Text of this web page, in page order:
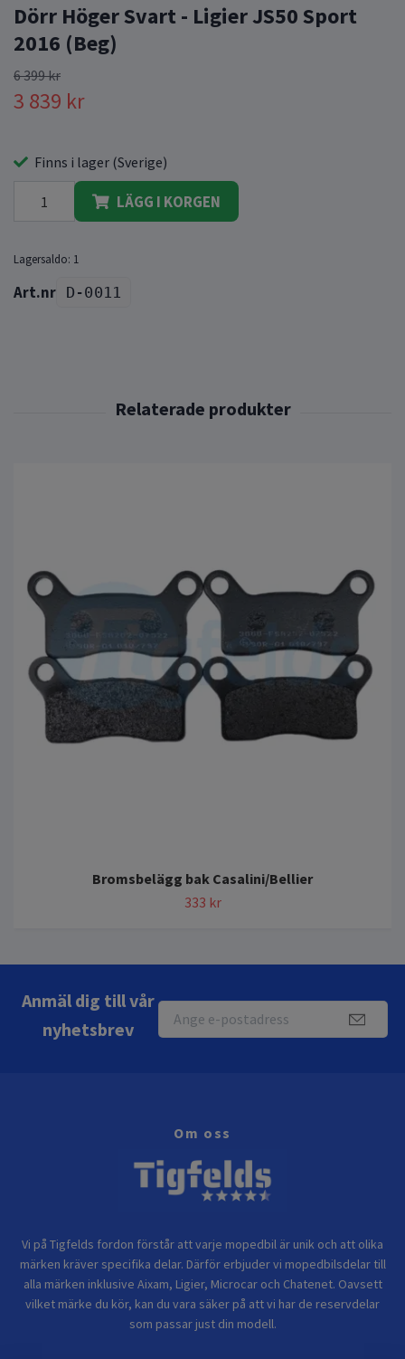
Dörr Höger Svart - Ligier JS50 Sport
2016 (Beg)
6 399 kr
3 839 kr
Finns i lager (Sverige)
LÄGG I KORGEN
Lagersaldo: 1
D-0011
Bromsbelägg bak Casalini/Bellier
333 kr
Anmäl dig till vår
nyhetsbrev
Om oss
Vi på Tigfelds fordon förstår att varje mopedbil är unik och att olika
märken kräver specifika delar. Därför erbjuder vi mopedbilsdelar till
alla märken inklusive Aixam, Ligier, Microcar och Chatenet. Oavsett
vilket märke du kör, kan du vara säker på att vi har de reservdelar
som passar just din modell.